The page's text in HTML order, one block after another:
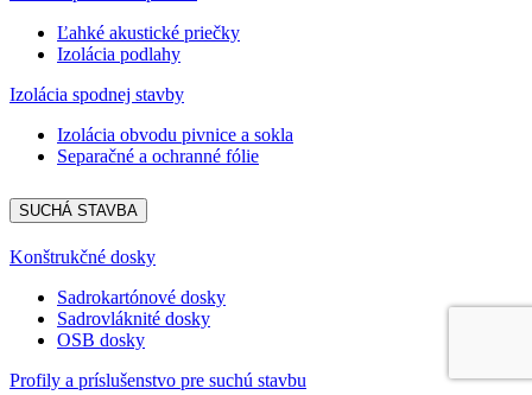
Ľahké akustické priečky
Izolácia podlahy
Izolácia spodnej stavby
Izolácia obvodu pivnice a sokla
Separačné a ochranné fólie
SUCHÁ STAVBA
Konštrukčné dosky
Sadrokartónové dosky
Sadrovláknité dosky
OSB dosky
Profily a príslušenstvo pre suchú stavbu